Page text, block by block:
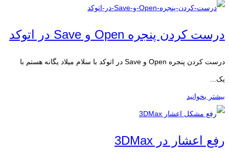
درست کردن پنجره Open و Save در اتوکد
درست کردن پنجره Open و Save در اتوکد با سلام میلاد یگانه هستم با
یک...
بیشتر بخوانید
رفع اعشار در 3DMax